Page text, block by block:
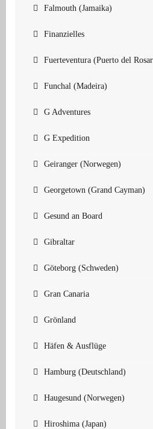
Falmouth (Jamaika)
Finanzielles
Fuerteventura (Puerto del
Funchal (Madeira)
G Adventures
G Expedition
Geiranger (Norwegen)
Georgetown (Grand Cayman)
Gesund an Board
Gibraltar
Göteborg (Schweden)
Gran Canaria
Grönland
Häfen & Ausflüge
Hamburg (Deutschland)
Haugesund (Norwegen)
Hiroshima (Japan)